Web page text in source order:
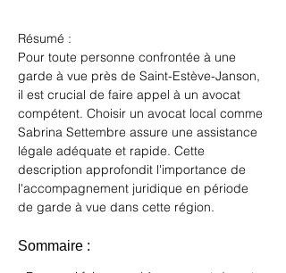
Résumé :
Pour toute personne confrontée à une
garde à vue près de Saint-Estève-Janson,
il est crucial de faire appel à un avocat
compétent. Choisir un avocat local comme
Sabrina Settembre assure une assistance
légale adéquate et rapide. Cette
description approfondit l'importance de
l'accompagnement juridique en période
de garde à vue dans cette région.
Sommaire :